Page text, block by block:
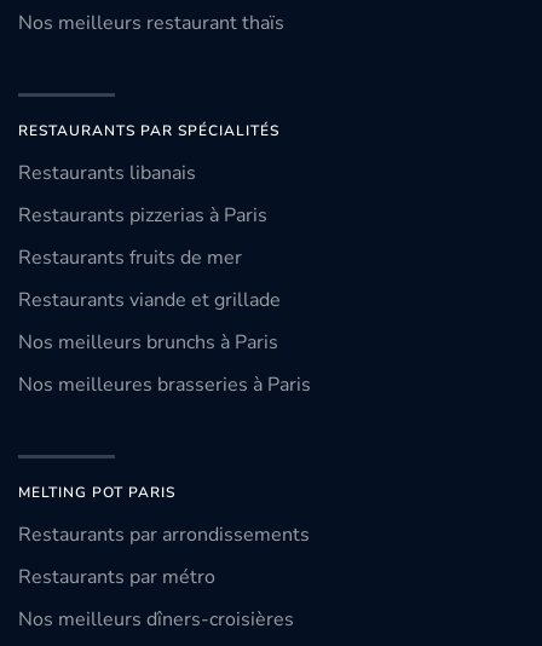
Nos meilleurs restaurant thaïs
RESTAURANTS PAR SPÉCIALITÉS
Restaurants libanais
Restaurants pizzerias à Paris
Restaurants fruits de mer
Restaurants viande et grillade
Nos meilleurs brunchs à Paris
Nos meilleures brasseries à Paris
MELTING POT PARIS
Restaurants par arrondissements
Restaurants par métro
Nos meilleurs dîners-croisières